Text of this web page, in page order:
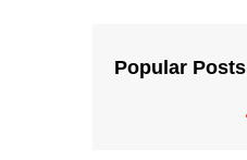
Popular Posts